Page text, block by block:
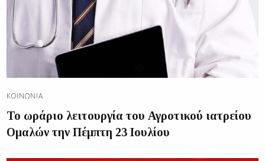
ΚΟΙΝΩΝΊΑ
Το ωράριο λειτουργία του Αγροτικού ιατρείου
Ομαλών την Πέμπτη 23 Ιουλίου